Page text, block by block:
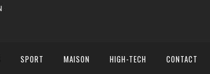
SPORT MAISON HIGH-TECH CONTACT